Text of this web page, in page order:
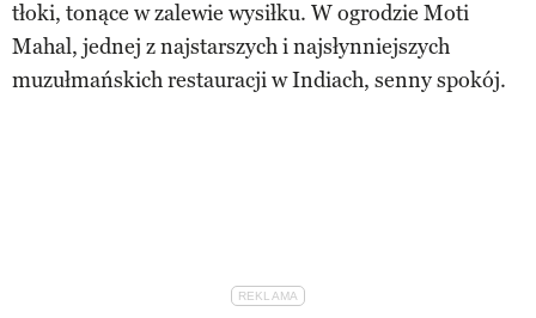
tłoki, tonące w zalewie wysiłku. W ogrodzie Moti
Mahal, jednej z najstarszych i najsłynniejszych
muzułmańskich restauracji w Indiach, senny spokój.